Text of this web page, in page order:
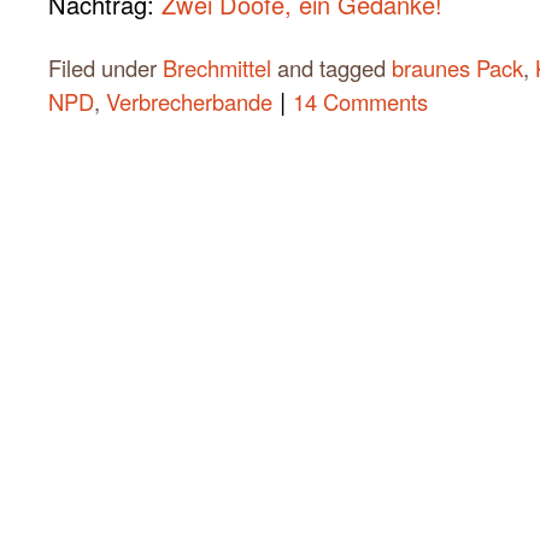
Filed under Brechmittel and tagged braunes Pack,
NPD, Verbrecherbande | 14 Comments